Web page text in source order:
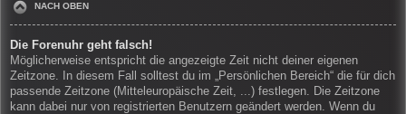
NACH OBEN
Die Forenuhr geht falsch!
Möglicherweise entspricht die angezeigte Zeit nicht deiner eigenen
Zeitzone. In diesem Fall solltest du im „Persönlichen Bereich“ die für dich
passende Zeitzone (Mitteleuropäische Zeit, ...) festlegen. Die Zeitzone
kann dabei nur von registrierten Benutzern geändert werden. Wenn du